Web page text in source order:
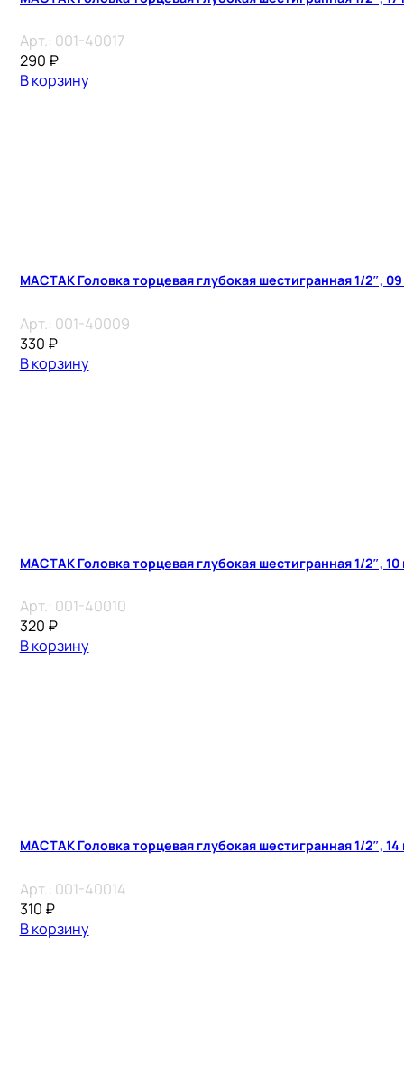
Арт.: 001-40017
290 ₽
В корзину
МАСТАК Головка торцевая глубокая шестигранная 1/2″,
Арт.: 001-40009
330 ₽
В корзину
МАСТАК Головка торцевая глубокая шестигранная 1/2″, 10
Арт.: 001-40010
320 ₽
В корзину
МАСТАК Головка торцевая глубокая шестигранная 1/2″, 14
Арт.: 001-40014
310 ₽
В корзину